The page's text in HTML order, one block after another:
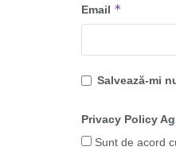
Email *
Salvează-mi
Privacy Policy
Sunt de acord